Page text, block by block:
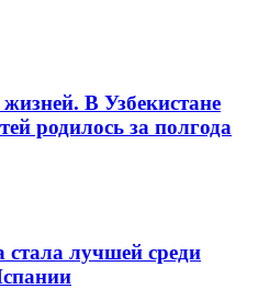
В Узбекистане
родилось за полгода
стала лучшей среди